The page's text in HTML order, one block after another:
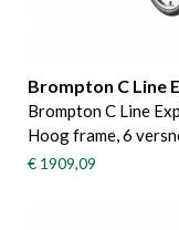
Brompton C Line
Brompton C Line
Hoog frame, 6
€ 1909,09